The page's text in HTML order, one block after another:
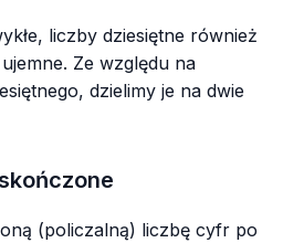
liczby dziesiętne również
Ze względu na
dzielimy je na dwie
(policzalną) liczbę cyfr po